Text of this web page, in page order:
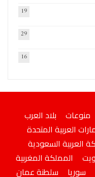
19
29
16
منوعات
بلاد العرب
العربية المتحدة
العربية السعودية
المملكة المغربية
سوريا سلطنة عمان